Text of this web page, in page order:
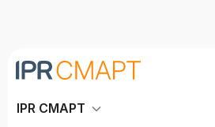
IPR СМАРТ